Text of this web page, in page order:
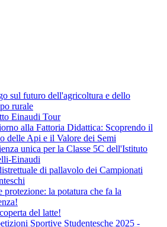
sul futuro dell'agricoltura e dello
rurale
Einaudi Tour
alla Fattoria Didattica: Scoprendo il
delle Api e il Valore dei Semi
unica per la Classe 5C dell'Istituto
Einaudi
di pallavolo dei Campionati
protezione: la potatura che fa la
del latte!
Sportive Studentesche 2025 -